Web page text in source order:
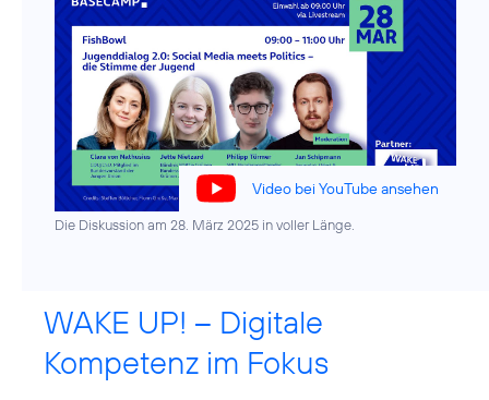
Video bei YouTube ansehen
Die Diskussion am 28. März 2025 in voller Länge.
WAKE UP! – Digitale
Kompetenz im Fokus